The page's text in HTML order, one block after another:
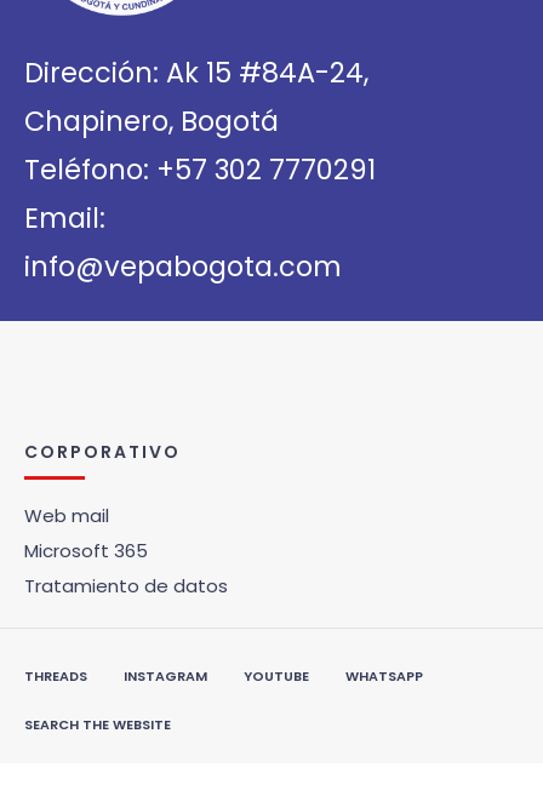
Dirección: Ak 15 #84A-24,
Chapinero, Bogotá
Teléfono: +57 302 7770291
Email:
info@vepabogota.com
CORPORATIVO
Web mail
Microsoft 365
Tratamiento de datos
THREADS INSTAGRAM YOUTUBE WHATSAPP
SEARCH THE WEBSITE